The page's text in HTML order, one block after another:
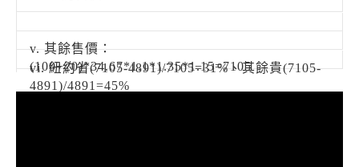
v. 其餘售價：
(100+20)*34.67*1.1*1.35*1.15=7105
vi. 紐約省(7105-4891)/7105=31%、其餘貴(7105-
4891)/4891=45%